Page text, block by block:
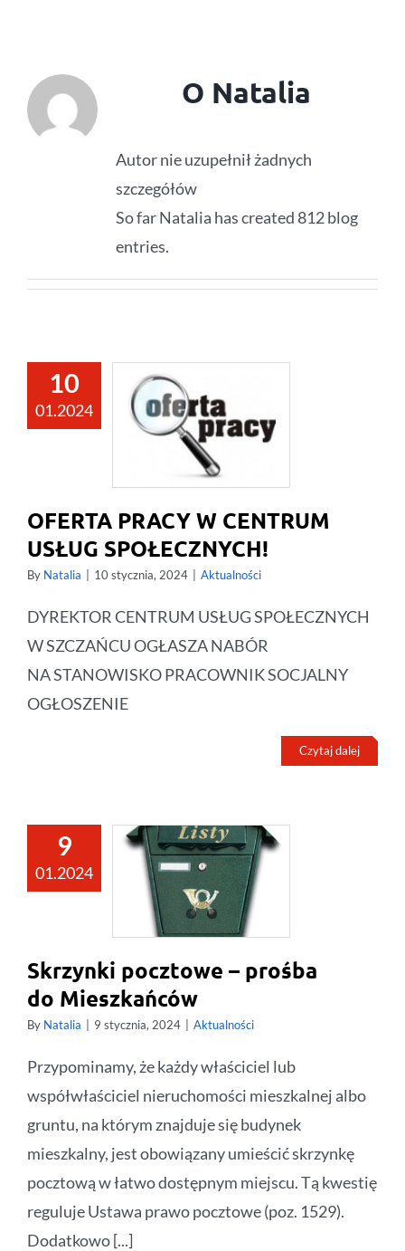
O Natalia
Autor nie uzupełnił żadnych
szczegółów
So far Natalia has created 812 blog
entries.
10
01.2024
OFERTA PRACY W CENTRUM
USŁUG SPOŁECZNYCH!
By Natalia | 10 stycznia, 2024 | Aktualności
DYREKTOR CENTRUM USŁUG SPOŁECZNYCH
W SZCZAŃCU OGŁASZA NABÓR
NA STANOWISKO PRACOWNIK SOCJALNY
OGŁOSZENIE
Czytaj dalej
9
01.2024
Skrzynki pocztowe – prośba
do Mieszkańców
By Natalia 9 stycznia, 2024 Aktualności
Przypominamy, że każdy właściciel lub
współwłaściciel nieruchomości mieszkalnej albo
gruntu, na którym znajduje się budynek
mieszkalny, jest obowiązany umieścić skrzynkę
pocztową w łatwo dostępnym miejscu. Tą kwestię
reguluje Ustawa prawo pocztowe (poz. 1529).
Dodatkowo [...]